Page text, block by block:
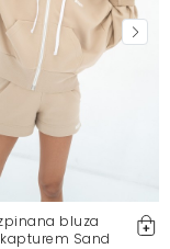
bluza
Sand